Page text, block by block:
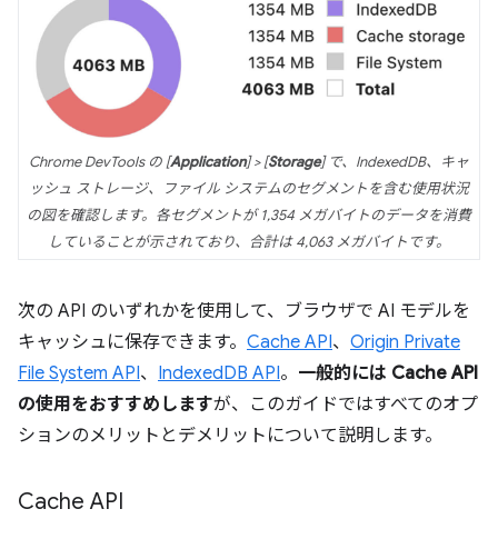
Chrome DevTools の [Application] > [Storage] で、IndexedDB、キャ
ッシュ ストレージ、ファイル システムのセグメントを含む使用状況
の図を確認します。各セグメントが 1,354 メガバイトのデータを消費
していることが示されており、合計は 4,063 メガバイトです。
次の API のいずれかを使用して、ブラウザで AI モデルを
キャッシュに保存できます。 Cache API、 Origin Private
File System API、 IndexedDB API。 一般的には Cache API
の使用をおすすめしますが、このガイドではすべてのオプ
ションのメリットとデメリットについて説明します。
Cache API